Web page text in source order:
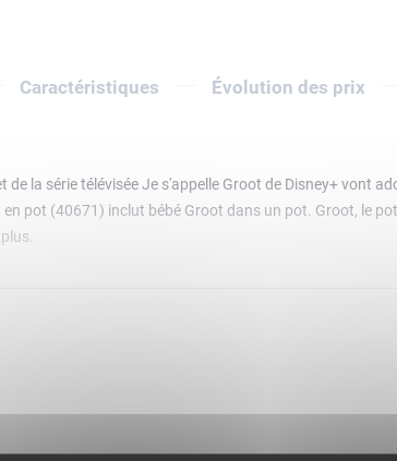
Caractéristiques Évolution des prix
de la série télévisée Je s'appelle Groot de Disney+ vont
pot (40671) inclut bébé Groot dans un pot. Groot, le